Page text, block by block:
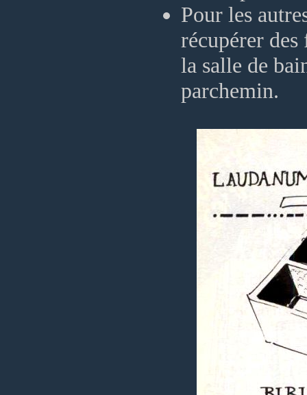
Pour les
récupérer
la salle de
parchemin.